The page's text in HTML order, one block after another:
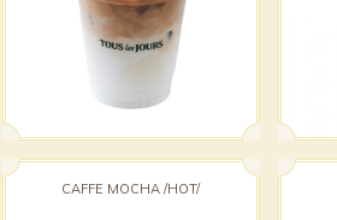
CAFFE MOCHA /HOT/